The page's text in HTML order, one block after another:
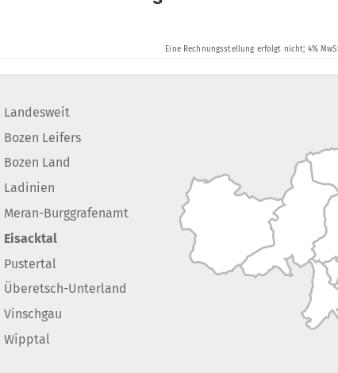
Landesweit
Bozen Leifers
Bozen Land
Ladinien
Meran-Burggrafenamt
Eisacktal
Pustertal
Überetsch-Unterland
Vinschgau
Wipptal